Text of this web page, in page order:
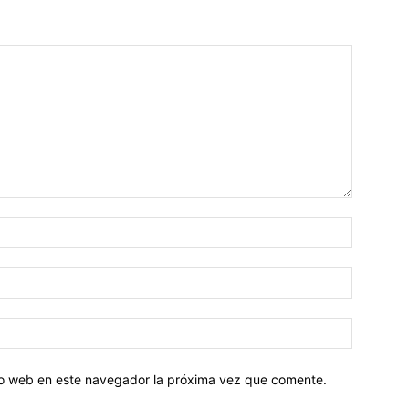
web en este navegador la próxima vez que comente.